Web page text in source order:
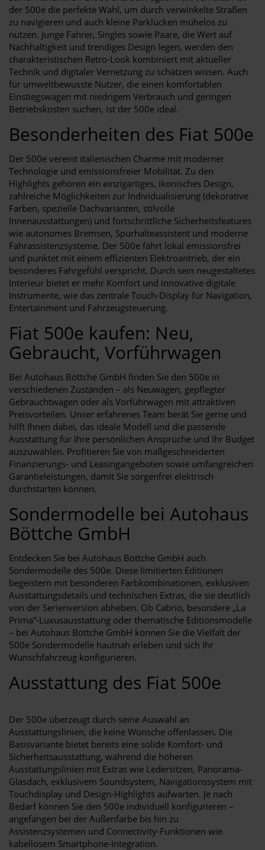
der 500e die perfekte Wahl, um durch verwinkelte Straßen
zu navigieren und auch kleine Parklücken mühelos zu
nutzen. Junge Fahrer, Singles sowie Paare, die Wert auf
Nachhaltigkeit und trendiges Design legen, werden den
charakteristischen Retro-Look kombiniert mit aktueller
Technik und digitaler Vernetzung zu schätzen wissen. Auch
für umweltbewusste Nutzer, die einen komfortablen
Einstiegswagen mit niedrigem Verbrauch und geringen
Betriebskosten suchen, ist der 500e ideal.
Besonderheiten des Fiat 500e
Der 500e vereint italienischen Charme mit moderner
Technologie und emissionsfreier Mobilität. Zu den
Highlights gehören ein einzigartiges, ikonisches Design,
zahlreiche Möglichkeiten zur Individualisierung (dekorative
Farben, spezielle Dachvarianten, stilvolle
Innenausstattungen) und fortschrittliche Sicherheitsfeatures
wie autonomes Bremsen, Spurhalteassistent und moderne
Fahrassistenzsysteme. Der 500e fährt lokal emissionsfrei
und punktet mit einem effizienten Elektroantrieb, der ein
besonderes Fahrgefühl verspricht. Durch sein neugestaltetes
Interieur bietet er mehr Komfort und innovative digitale
Instrumente, wie das zentrale Touch-Display für Navigation,
Entertainment und Fahrzeugsteuerung.
Fiat 500e kaufen: Neu,
Gebraucht, Vorführwagen
Bei Autohaus Böttche GmbH finden Sie den 500e in
verschiedenen Zuständen – als Neuwagen, gepflegter
Gebrauchtwagen oder als Vorführwagen mit attraktiven
Preisvorteilen. Unser erfahrenes Team berät Sie gerne und
hilft Ihnen dabei, das ideale Modell und die passende
Ausstattung für Ihre persönlichen Ansprüche und Ihr Budget
auszuwählen. Profitieren Sie von maßgeschneiderten
Finanzierungs- und Leasingangeboten sowie umfangreichen
Garantieleistungen, damit Sie sorgenfrei elektrisch
durchstarten können.
Sondermodelle bei Autohaus
Böttche GmbH
Entdecken Sie bei Autohaus Böttche GmbH auch
Sondermodelle des 500e. Diese limitierten Editionen
begeistern mit besonderen Farbkombinationen, exklusiven
Ausstattungsdetails und technischen Extras, die sie deutlich
von der Serienversion abheben. Ob Cabrio, besondere „La
Prima“-Luxusausstattung oder thematische Editionsmodelle
– bei Autohaus Böttche GmbH können Sie die Vielfalt der
500e Sondermodelle hautnah erleben und sich Ihr
Wunschfahrzeug konfigurieren.
Ausstattung des Fiat 500e
Der 500e überzeugt durch seine Auswahl an
Ausstattungslinien, die keine Wünsche offenlassen. Die
Basisvariante bietet bereits eine solide Komfort- und
Sicherheitsausstattung, während die höheren
Ausstattungslinien mit Extras wie Ledersitzen, Panorama-
Glasdach, exklusivem Soundsystem, Navigationssystem mit
Touchdisplay und Design-Highlights aufwarten. Je nach
Bedarf können Sie den 500e individuell konfigurieren –
angefangen bei der Außenfarbe bis hin zu
Assistenzsystemen und Connectivity-Funktionen wie
kabellosem Smartphone-Integration.